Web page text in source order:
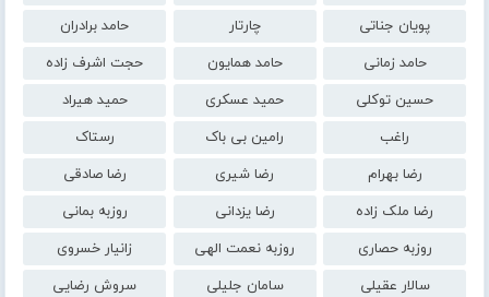
پویان جناتی
چارتار
حامد برادران
حامد زمانی
حامد همایون
حجت اشرف زاده
حسین توکلی
حمید عسکری
حمید هیراد
راغب
رامین بی باک
رستاک
رضا بهرام
رضا شیری
رضا صادقی
رضا ملک زاده
رضا یزدانی
روزبه بمانی
روزبه حصاری
روزبه نعمت الهی
زانیار خسروی
سالار عقیلی
سامان جلیلی
سروش رضایی